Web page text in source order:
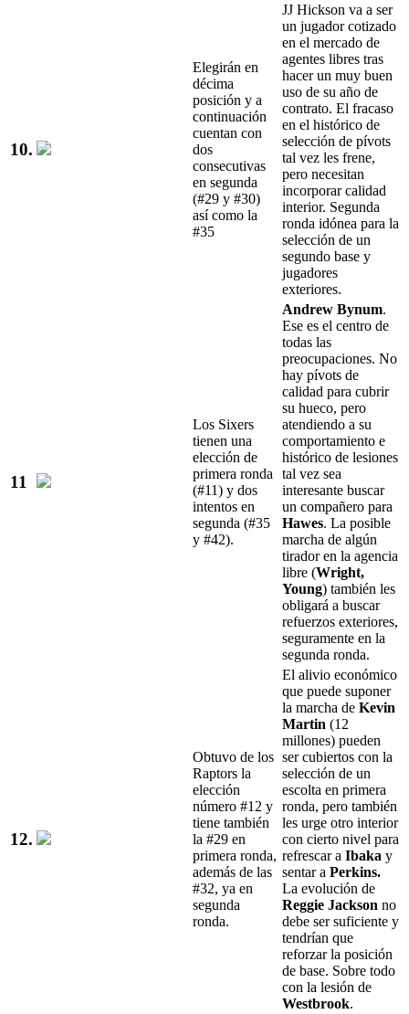
10.
Elegirán en
décima
posición y a
continuación
cuentan con
dos
consecutivas
en segunda
(#29 y #30)
así como la
#35
JJ Hickson va a ser
un jugador cotizado
en el mercado de
agentes libres tras
hacer un muy buen
uso de su año de
contrato. El fracaso
en el histórico de
selección de pívots
tal vez les frene,
pero necesitan
incorporar calidad
interior. Segunda
ronda idónea para la
selección de un
segundo base y
jugadores
exteriores.
11
Los Sixers
tienen una
elección de
primera ronda
(#11) y dos
intentos en
segunda (#35
y #42).
Andrew Bynum.
Ese es el centro de
todas las
preocupaciones. No
hay pívots de
calidad para cubrir
su hueco, pero
atendiendo a su
comportamiento e
histórico de lesiones
tal vez sea
interesante buscar
un compañero para
Hawes. La posible
marcha de algún
tirador en la agencia
libre (Wright,
Young) también les
obligará a buscar
refuerzos exteriores,
seguramente en la
segunda ronda.
12.
Obtuvo de los
Raptors la
elección
número #12 y
tiene también
la #29 en
primera ronda,
además de las
#32, ya en
segunda
ronda.
El alivio económico
que puede suponer
la marcha de Kevin
Martin (12
millones) pueden
ser cubiertos con la
selección de un
escolta en primera
ronda, pero también
les urge otro interior
con cierto nivel para
refrescar a Ibaka y
sentar a Perkins.
La evolución de
Reggie Jackson no
debe ser suficiente y
tendrían que
reforzar la posición
de base. Sobre todo
con la lesión de
Westbrook.